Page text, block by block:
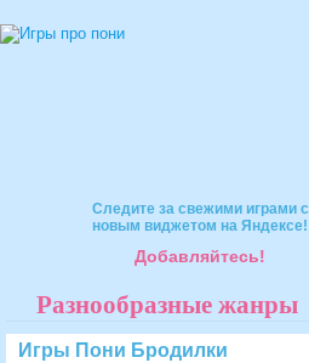
Следите за свежими играми с
новым виджетом на Яндексе!
Добавляйтесь!
Разнообразные жанры
Игры Пони Бродилки